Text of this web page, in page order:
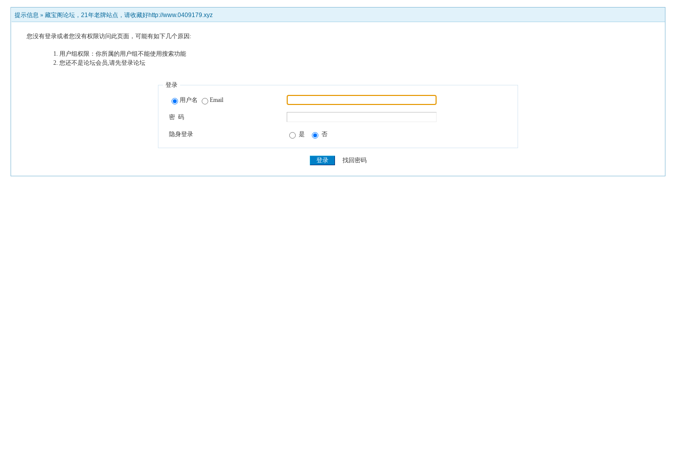
提示信息 » 藏宝阁论坛，21年老牌站点，请收藏好http://www.0409179.xyz
您没有登录或者您没有权限访问此页面，可能有如下几个原因:
用户组权限：你所属的用户组不能使用搜索功能
您还不是论坛会员,请先登录论坛
登录
用户名 Email
密 码
隐身登录 是 否
找回密码